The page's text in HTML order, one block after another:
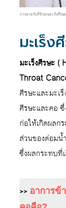
การฉายรังสีรักษามะเร็งศีร
มะเร็ง
มะเร็งศีรษะ (
Throat
ศีรษะและมะเ
ศีรษะและคอ ซึ่
ก่อให้เกิดผลก
ส่วนของต่อม
ซึ่งผลกระทบที่
>> อาการข้